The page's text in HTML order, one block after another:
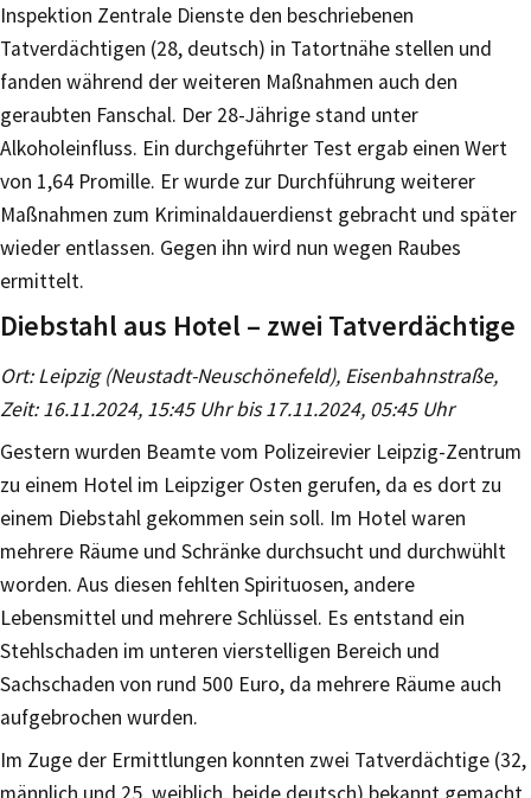
Inspektion Zentrale Dienste den beschriebenen
Tatverdächtigen (28, deutsch) in Tatortnähe stellen und
fanden während der weiteren Maßnahmen auch den
geraubten Fanschal. Der 28-Jährige stand unter
Alkoholeinfluss. Ein durchgeführter Test ergab einen Wert
von 1,64 Promille. Er wurde zur Durchführung weiterer
Maßnahmen zum Kriminaldauerdienst gebracht und später
wieder entlassen. Gegen ihn wird nun wegen Raubes
ermittelt.
Diebstahl aus Hotel – zwei Tatverdächtige
Ort: Leipzig (Neustadt-Neuschönefeld), Eisenbahnstraße,
Zeit: 16.11.2024, 15:45 Uhr bis 17.11.2024, 05:45 Uhr
Gestern wurden Beamte vom Polizeirevier Leipzig-Zentrum
zu einem Hotel im Leipziger Osten gerufen, da es dort zu
einem Diebstahl gekommen sein soll. Im Hotel waren
mehrere Räume und Schränke durchsucht und durchwühlt
worden. Aus diesen fehlten Spirituosen, andere
Lebensmittel und mehrere Schlüssel. Es entstand ein
Stehlschaden im unteren vierstelligen Bereich und
Sachschaden von rund 500 Euro, da mehrere Räume auch
aufgebrochen wurden.
Im Zuge der Ermittlungen konnten zwei Tatverdächtige (32,
männlich und 25, weiblich, beide deutsch) bekannt gemacht